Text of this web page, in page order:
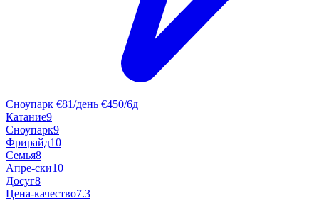
Сноупарк €81/день €450/6д
Катание9
Сноупарк9
Фрирайд10
Семья8
Апре-ски10
Досуг8
Цена-качество7.3